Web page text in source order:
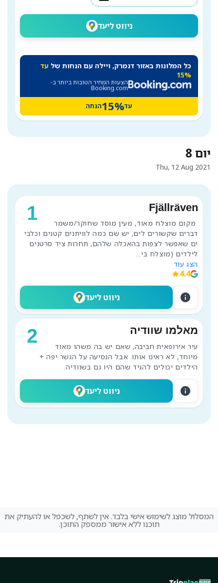
ניווט ליעד
כל המלונות באזור דנמרק, ויילה עם הנחות של עד
15%
הצעות המחיר הטובות ביותר ב-
Booking.com
עד15%הנחה
יום 8
Thu, 12 Aug 2021
1 Fjällräven
מקום מוצלח מאוד, מעין מוסד שחוקר/משמר
דברים שקשורים לים, יש שם כמה לוויתנים קטנים וכלבי
לילדים (מוצלח בי...
הצג עוד
4.4
ניווט ליעד info
2 מאלמו שוודיה
עיר אירופאית חביבה, שאם יש בה משהו מאוד
הילדים יכולים להגיד שהם היו גם בשוודיה.
ניווט ליעד info
המסלול מוצג לשימוש אישי בלבד. אין לשתף, לשכפל או להעתיק את
תוכנו ללא אישור ממספק התוכן.